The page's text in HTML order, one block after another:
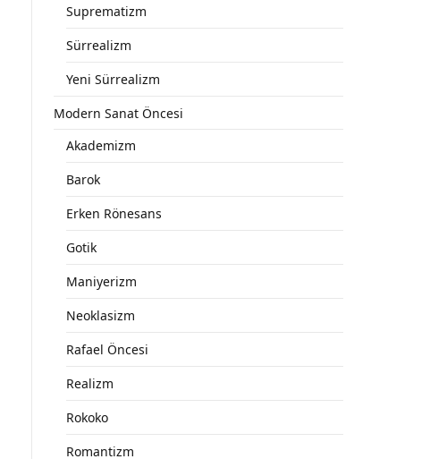
Suprematizm
Sürrealizm
Yeni Sürrealizm
Modern Sanat Öncesi
Akademizm
Barok
Erken Rönesans
Gotik
Maniyerizm
Neoklasizm
Rafael Öncesi
Realizm
Rokoko
Romantizm